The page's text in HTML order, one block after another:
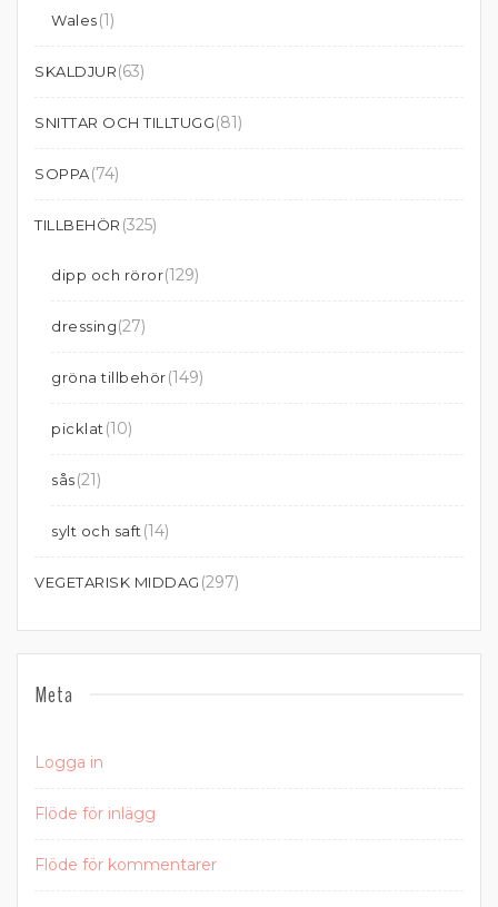
Wales(1)
SKALDJUR(63)
SNITTAR OCH TILLTUGG(81)
SOPPA(74)
TILLBEHÖR (325)
dipp och röror(129)
dressing(27)
gröna tillbehör(149)
picklat (10)
sås(21)
sylt och saft (14)
VEGETARISK MIDDAG (297)
Meta
Logga in
Flöde för inlägg
Flöde för kommentarer